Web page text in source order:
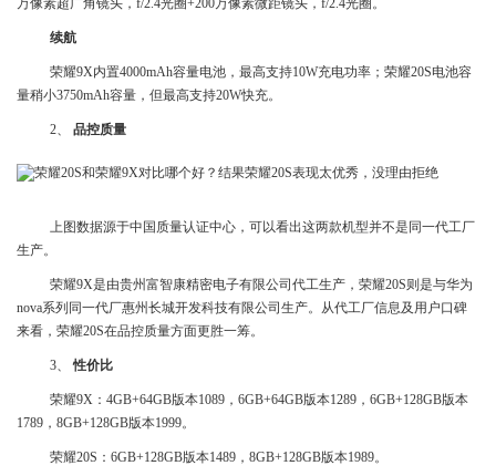
万像素超广角镜头，f/2.4光圈+200万像素微距镜头，f/2.4光圈。
续航
荣耀9X内置4000mAh容量电池，最高支持10W充电功率；荣耀20S电池容
量稍小3750mAh容量，但最高支持20W快充。
2、 品控质量
上图数据源于中国质量认证中心，可以看出这两款机型并不是同一代工厂
生产。
荣耀9X是由贵州富智康精密电子有限公司代工生产，荣耀20S则是与华为
nova系列同一代厂惠州长城开发科技有限公司生产。从代工厂信息及用户口碑
来看，荣耀20S在品控质量方面更胜一筹。
3、性价比
荣耀9X：4GB+64GB版本1089，6GB+64GB版本1289，6GB+128GB版本
1789，8GB+128GB版本1999。
荣耀20S：6GB+128GB版本1489，8GB+128GB版本1989。